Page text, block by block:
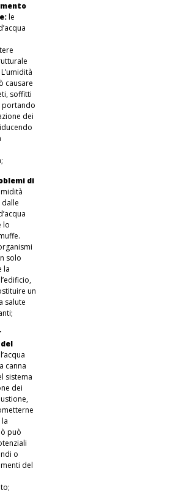
le
causare
soffitti
portando
dei
di
lo
.
solo
la
un
salute
canna
sistema
dei
la
può
o
del